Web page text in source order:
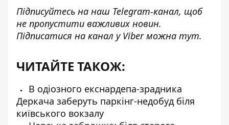
Підписуйтесь на наш Telegram-канал, щоб
не пропустити важливих новин.
Підписатися на канал у Viber можна тут.
ЧИТАЙТЕ ТАКОЖ:
В одіозного екснардепа-зрадника
Деркача заберуть паркінг-недобуд біля
київського вокзалу